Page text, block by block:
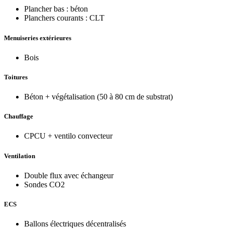
Plancher bas : béton
Planchers courants : CLT
Menuiseries extérieures
Bois
Toitures
Béton + végétalisation (50 à 80 cm de substrat)
Chauffage
CPCU + ventilo convecteur
Ventilation
Double flux avec échangeur
Sondes CO2
ECS
Ballons électriques décentralisés